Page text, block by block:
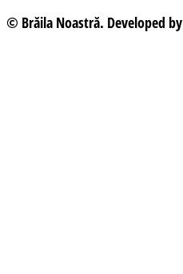
© Brăila Noastră. Developed by